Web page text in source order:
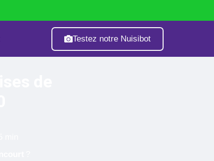
Testez notre Nuisibot
Guêpes & Frelons